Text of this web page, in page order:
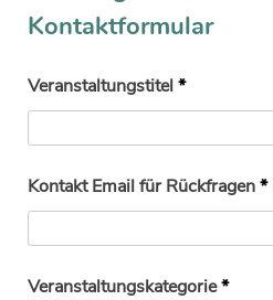
Kontaktformular
Veranstaltungstitel*
Kontakt Email für Rückfragen*
Veranstaltungskategorie*